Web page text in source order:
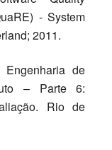
- System
2011.
Engenharia de
– Parte 6:
Rio de